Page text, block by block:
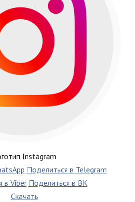
Instagram
Поделиться в Telegram
в Viber Поделиться в ВК
Скачать